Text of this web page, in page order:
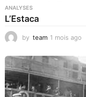
ANALYSES
L’Estaca
by team 1 mois ago
i
s
a